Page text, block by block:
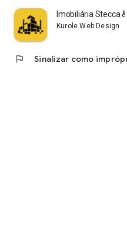
Imobiliária Stecca
Kurole Web Design
flag Sinalizar como